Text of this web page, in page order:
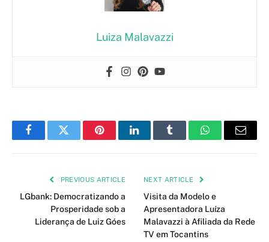
Luiza Malavazzi
FacebookTwitter PinterestLinkedInTumblr WhatsAppEmail
PREVIOUS ARTICLE
LGbank: Democratizando a
Prosperidade sob a
Liderança de Luiz Góes
NEXT ARTICLE
Visita da Modelo e
Apresentadora Luíza
Malavazzi à Afiliada da Rede
TV em Tocantins